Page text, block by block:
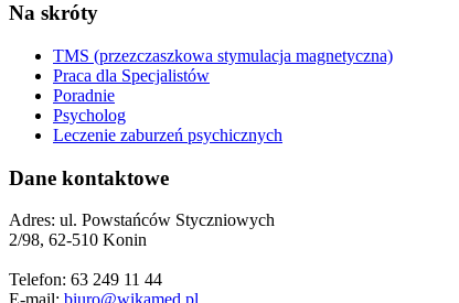
Na skróty
TMS (przezczaszkowa stymulacja magnetyczna)
Praca dla Specjalistów
Poradnie
Psycholog
Leczenie zaburzeń psychicznych
Dane kontaktowe
Adres: ul. Powstańców Styczniowych
2/98, 62-510 Konin
Telefon: 63 249 11 44